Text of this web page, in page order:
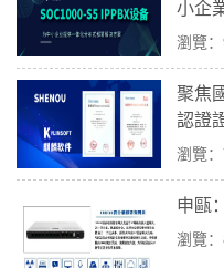
小企
瀏覽
聚焦
認證
瀏覽
申甌
瀏覽